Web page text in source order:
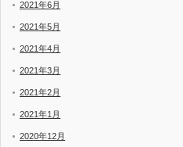
2021年6月
2021年5月
2021年4月
2021年3月
2021年2月
2021年1月
2020年12月